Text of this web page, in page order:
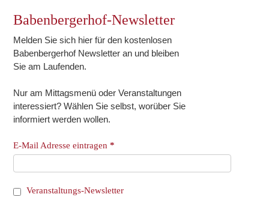
Babenbergerhof-Newsletter
Melden Sie sich hier für den kostenlosen
Babenbergerhof Newsletter an und bleiben
Sie am Laufenden.
Nur am Mittagsmenü oder Veranstaltungen
interessiert? Wählen Sie selbst, worüber Sie
informiert werden wollen.
E-Mail Adresse eintragen*
Veranstaltungs-Newsletter